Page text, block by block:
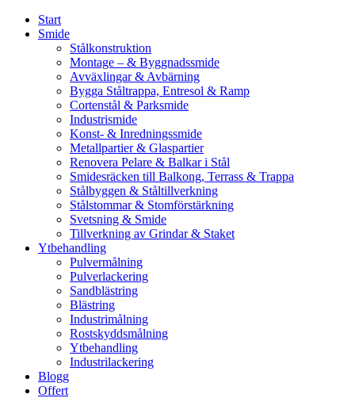
Start
Smide
Stålkonstruktion
Montage – & Byggnadssmide
Avväxlingar & Avbärning
Bygga Ståltrappa, Entresol & Ramp
Cortenstål & Parksmide
Industrismide
Konst- & Inredningssmide
Metallpartier & Glaspartier
Renovera Pelare & Balkar i Stål
Smidesräcken till Balkong, Terrass & Trappa
Stålbyggen & Ståltillverkning
Stålstommar & Stomförstärkning
Svetsning & Smide
Tillverkning av Grindar & Staket
Ytbehandling
Pulvermålning
Pulverlackering
Sandblästring
Blästring
Industrimålning
Rostskyddsmålning
Ytbehandling
Industrilackering
Blogg
Offert